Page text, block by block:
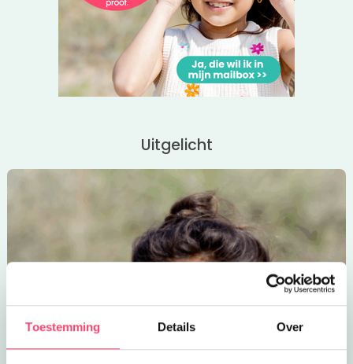
Toestemming Details Over
Uitgelicht